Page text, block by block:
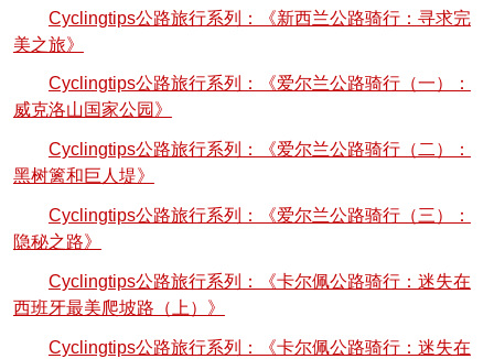
Cyclingtips公路旅行系列：《新西兰公路骑行：寻求完
美之旅》
Cyclingtips公路旅行系列：《爱尔兰公路骑行（一）：
威克洛山国家公园》
Cyclingtips公路旅行系列：《爱尔兰公路骑行（二）：
黑树篱和巨人堤》
Cyclingtips公路旅行系列：《爱尔兰公路骑行（三）：
隐秘之路》
Cyclingtips公路旅行系列：《卡尔佩公路骑行：迷失在
西班牙最美爬坡路（上）》
Cyclingtips公路旅行系列：《卡尔佩公路骑行：迷失在